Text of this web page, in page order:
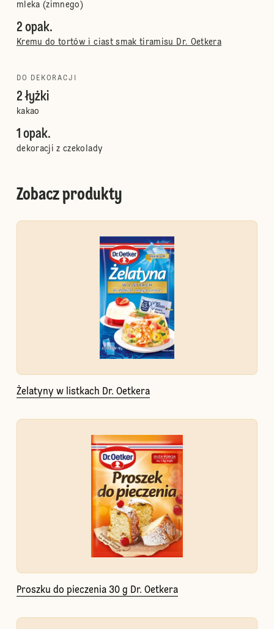
mleka (zimnego)
2 opak.
Kremu do tortów i ciast smak tiramisu Dr. Oetkera
DO DEKORACJI
2 łyżki
kakao
1 opak.
dekoracji z czekolady
Zobacz produkty
Żelatyny w listkach Dr. Oetkera
Proszku do pieczenia 30 g Dr. Oetkera